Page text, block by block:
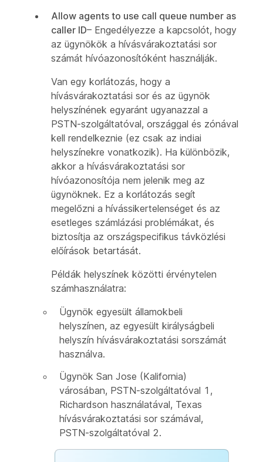
Allow agents to use call queue number as
caller ID– Engedélyezze a kapcsolót, hogy
az ügynökök a hívásvárakoztatási sor
számát hívóazonosítóként használják.
Van egy korlátozás, hogy a
hívásvárakoztatási sor és az ügynök
helyszínének egyaránt ugyanazzal a
PSTN-szolgáltatóval, országgal és zónával
kell rendelkeznie (ez csak az indiai
helyszínekre vonatkozik). Ha különbözik,
akkor a hívásvárakoztatási sor
hívóazonosítója nem jelenik meg az
ügynöknek. Ez a korlátozás segít
megelőzni a hívássikertelenséget és az
esetleges számlázási problémákat, és
biztosítja az országspecifikus távközlési
előírások betartását.
Példák helyszínek közötti érvénytelen
számhasználatra:
Ügynök egyesült államokbeli
helyszínen, az egyesült királyságbeli
helyszín hívásvárakoztatási sorszámát
használva.
Ügynök San Jose (Kalifornia)
városában, PSTN-szolgáltatóval 1,
Richardson használatával, Texas
hívásvárakoztatási sor számával,
PSTN-szolgáltatóval 2.